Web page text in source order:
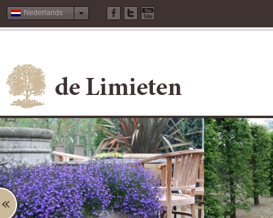
Nederlands